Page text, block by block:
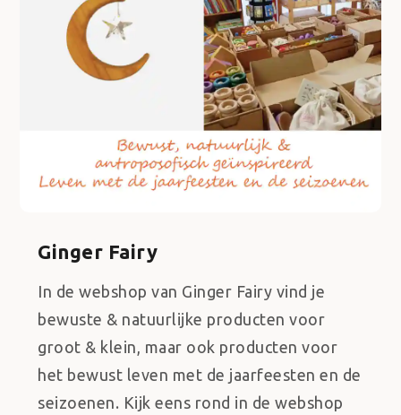
Ginger Fairy
In de webshop van Ginger Fairy vind je
bewuste & natuurlijke producten voor
groot & klein, maar ook producten voor
het bewust leven met de jaarfeesten en de
seizoenen. Kijk eens rond in de webshop